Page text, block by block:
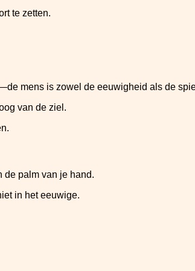
te zetten.
mens is zowel de eeuwigheid als de
van de ziel.
de palm van je hand.
in het eeuwige.